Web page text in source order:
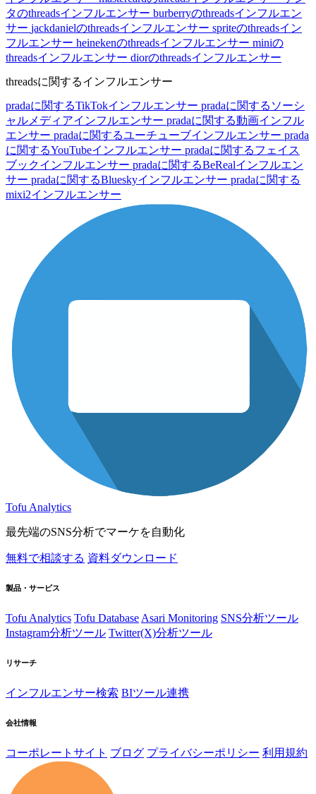
タのthreadsインフルエンサー burberryのthreadsインフルエン
サー jackdanielのthreadsインフルエンサー spriteのthreadsイン
フルエンサー heinekenのthreadsインフルエンサー miniの
threadsインフルエンサー diorのthreadsインフルエンサー
threadsに関するインフルエンサー
pradaに関するTikTokインフルエンサー pradaに関するソーシ
ャルメディアインフルエンサー pradaに関する動画インフル
エンサー pradaに関するユーチューブインフルエンサー prada
に関するYouTubeインフルエンサー pradaに関するフェイス
ブックインフルエンサー pradaに関するBeRealインフルエン
サー pradaに関するBlueskyインフルエンサー pradaに関する
mixi2インフルエンサー
Tofu Analytics
最先端のSNS分析でマーケを自動化
無料で相談する 資料ダウンロード
製品・サービス
Tofu Analytics Tofu Database Asari Monitoring SNS分析ツール
Instagram分析ツール Twitter(X)分析ツール
リサーチ
インフルエンサー検索 BIツール連携
会社情報
コーポレートサイト ブログ プライバシーポリシー 利用規約